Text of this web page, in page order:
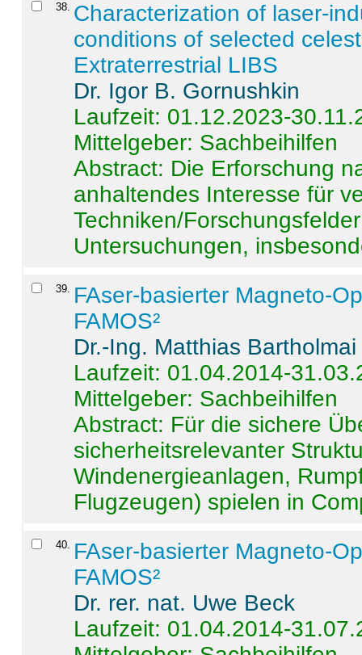
38. Characterization of laser-
conditions of selected
Extraterrestrial LIBS
Dr. Igor B. Gornushkin
Laufzeit: 01.12.2023-
Mittelgeber: Sachbeihilfen
Abstract: Die Erforschung
anhaltendes Interesse für
Techniken/
Untersuchungen,
39. FAser-basierter Magneto-
FAMOS²
Dr.-Ing. Matthias Bartholmai
Laufzeit: 01.04.2014-
Mittelgeber: Sachbeihilfen
Abstract: Für die sichere
sicherheitsrelevanter
Windenergieanlagen,
Flugzeugen) spielen in
40. FAser-basierter Magneto-
FAMOS²
Dr. rer. nat. Uwe Beck
Laufzeit: 01.04.2014-